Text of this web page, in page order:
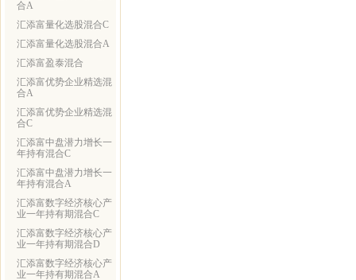
合A
汇添富量化选股混合C
汇添富量化选股混合A
汇添富盈泰混合
汇添富优势企业精选混
合A
汇添富优势企业精选混
合C
汇添富中盘潜力增长一
年持有混合C
汇添富中盘潜力增长一
年持有混合A
汇添富数字经济核心产
业一年持有期混合C
汇添富数字经济核心产
业一年持有期混合D
汇添富数字经济核心产
业一年持有期混合A